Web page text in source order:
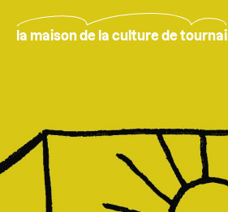
contenu
principal
la maison de la culture de tournai